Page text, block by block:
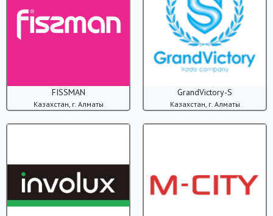
FISSMAN
Казахстан, г. Алматы
GrandVictory-S
Казахстан, г. Алматы